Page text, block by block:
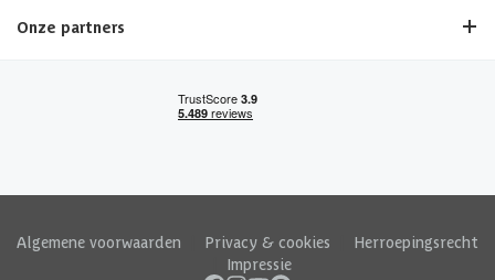
Onze partners
Algemene voorwaarden Privacy & cookies
Herroepingsrecht
Impressie